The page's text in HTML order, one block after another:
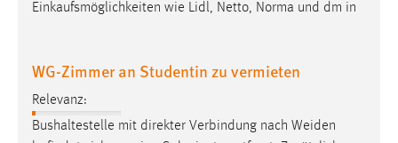
Einkaufsmöglichkeiten wie Lidl, Netto, Norma und dm in
WG-Zimmer an Studentin zu vermieten
Relevanz:
Bushaltestelle mit direkter Verbindung nach Weiden